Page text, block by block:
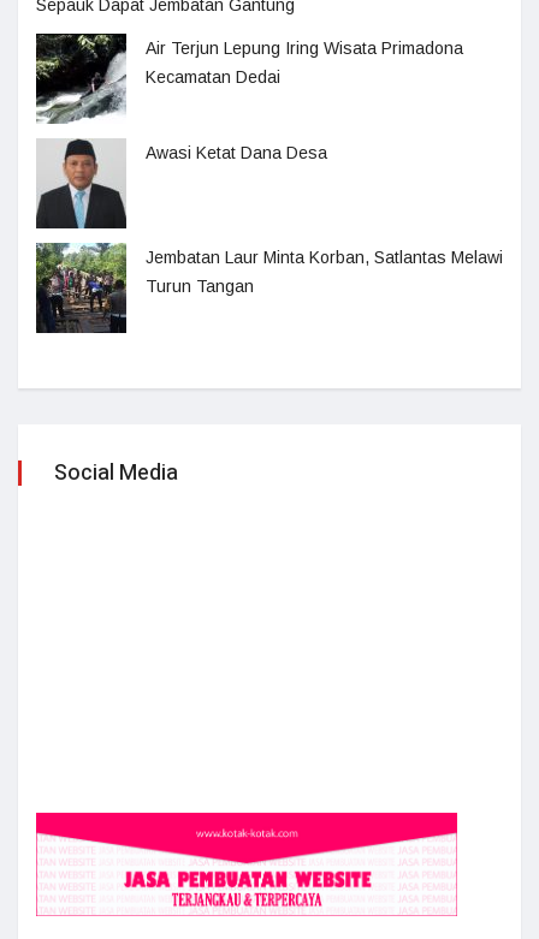
Sepauk Dapat Jembatan Gantung
Air Terjun Lepung Iring Wisata Primadona
Kecamatan Dedai
Awasi Ketat Dana Desa
Jembatan Laur Minta Korban, Satlantas Melawi
Turun Tangan
Social Media